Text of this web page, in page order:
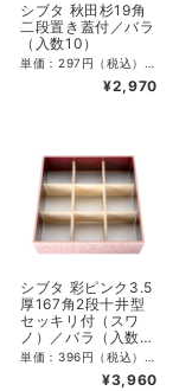
シブタ 秋田杉19角
二段置き蓋付／バラ
（入数10）
¥2,970
シブタ 彩ピンク3.5
厚167角2段十井型
セッキリ付（スワ
ノ）／バラ（入数
10）
¥3,960